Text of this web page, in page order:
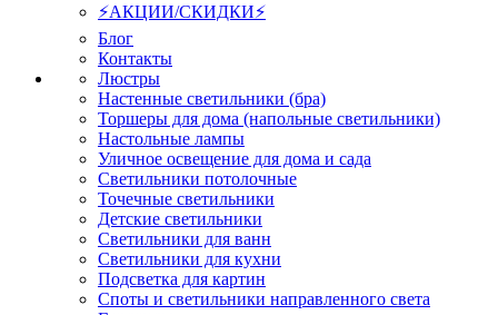
⚡АКЦИИ/СКИДКИ⚡
Блог
Контакты
Люстры
Настенные светильники (бра)
Торшеры для дома (напольные светильники)
Настольные лампы
Уличное освещение для дома и сада
Светильники потолочные
Точечные светильники
Детские светильники
Светильники для ванн
Светильники для кухни
Подсветка для картин
Споты и светильники направленного света